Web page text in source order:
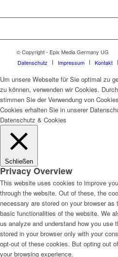
© Copyright - Epix Media Germany UG
Datenschutz
Impressum Kontakt
Um unsere Webseite für Sie optimal zu
zu können, verwenden wir Cookies.
stimmen Sie der Verwendung von
Cookies erhalten Sie in unserer
Datenschutz & Cookies
Schließen
Privacy Overview
This website uses cookies to improve
through the website. Out of these, the
necessary are stored on your browser
basic functionalities of the website. We
us analyze and understand how you use
stored in your browser only with your
opt-out of these cookies. But opting out
your browsing experience.